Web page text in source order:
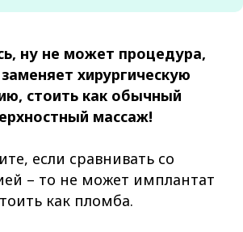
ну не может процедура,
хирургическую
стоить как обычный
массаж!
если сравнивать со
– то не может имплантат
как пломба.